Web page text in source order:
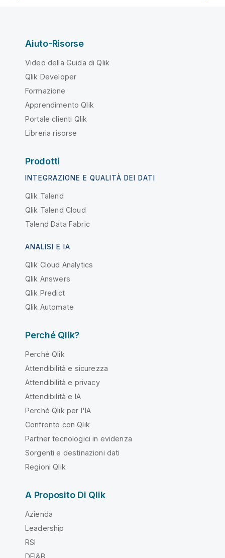
Aiuto-Risorse
Video della Guida di Qlik
Qlik Developer
Formazione
Apprendimento Qlik
Portale clienti Qlik
Libreria risorse
Prodotti
INTEGRAZIONE E QUALITÀ DEI DATI
Qlik Talend
Qlik Talend Cloud
Talend Data Fabric
ANALISI E IA
Qlik Cloud Analytics
Qlik Answers
Qlik Predict
Qlik Automate
Perché Qlik?
Perché Qlik
Attendibilità e sicurezza
Attendibilità e privacy
Attendibilità e IA
Perché Qlik per l'IA
Confronto con Qlik
Partner tecnologici in evidenza
Sorgenti e destinazioni dati
Regioni Qlik
A Proposito Di Qlik
Azienda
Leadership
RSI